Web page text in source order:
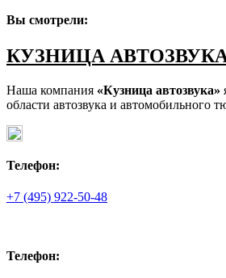
Вы смотрели:
КУЗНИЦА
Наша компания «Кузница автозвука»
области автозвука и автомобильного
Телефон:
+7 (495) 922-50-48
Телефон: